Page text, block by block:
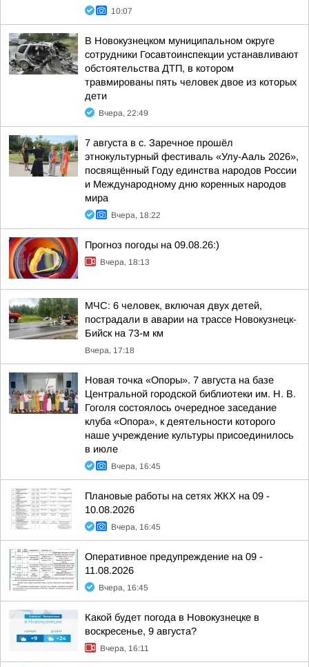
10:07
В Новокузнецком муниципальном округе
сотрудники Госавтоинспекции устанавливают
обстоятельства ДТП, в котором
травмированы пять человек двое из которых
дети
Вчера, 22:49
7 августа в с. Заречное прошёл
этнокультурный фестиваль «Улу-Ааль 2026»,
посвящённый Году единства народов России
и Международному дню коренных народов
мира
Вчера, 18:22
Прогноз погоды на 09.08.26:)
Вчера, 18:13
МЧС: 6 человек, включая двух детей,
пострадали в аварии на трассе Новокузнецк-
Бийск на 73-м км
Вчера, 17:18
Новая точка «Опоры». 7 августа на базе
Центральной городской библиотеки им. Н. В.
Гоголя состоялось очередное заседание
клуба «Опора», к деятельности которого
наше учреждение культуры присоединилось
в июле
Вчера, 16:45
Плановые работы на сетях ЖКХ на 09 -
10.08.2026
Вчера, 16:45
Оперативное предупреждение на 09 -
11.08.2026
Вчера, 16:45
Какой будет погода в Новокузнецке в
воскресенье, 9 августа?
Вчера, 16:11